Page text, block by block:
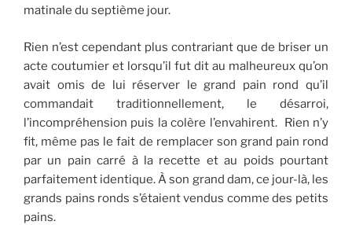
matinale du septième jour.
Rien n’est cependant plus contrariant que de briser un
acte coutumier et lorsqu’il fut dit au malheureux qu’on
avait omis de lui réserver le grand pain rond qu’il
commandait traditionnellement, le désarroi,
l’incompréhension puis la colère l’envahirent. Rien n’y
fit, même pas le fait de remplacer son grand pain rond
par un pain carré à la recette et au poids pourtant
parfaitement identique. À son grand dam, ce jour-là, les
grands pains ronds s’étaient vendus comme des petits
pains.